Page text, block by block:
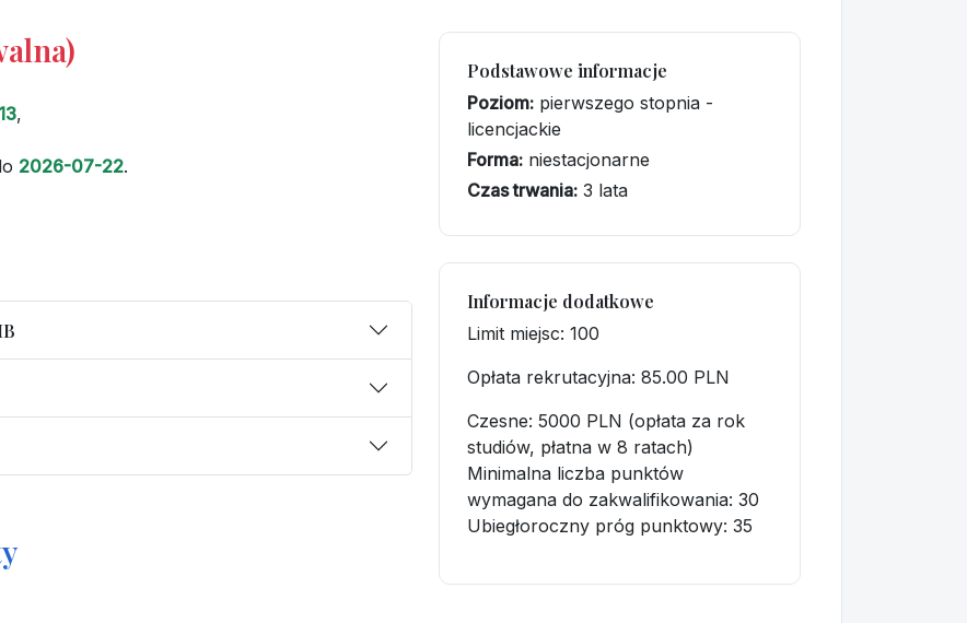
,
2026-07-22.
Podstawowe informacje
Poziom: pierwszego stopnia -
licencjackie
Forma: niestacjonarne
Czas trwania: 3 lata
Informacje dodatkowe
Limit miejsc: 100
Opłata rekrutacyjna: 85.00 PLN
Czesne: 5000 PLN (opłata za rok
studiów, płatna w 8 ratach)
Minimalna liczba punktów
wymagana do zakwalifikowania: 30
Ubiegłoroczny próg punktowy: 35